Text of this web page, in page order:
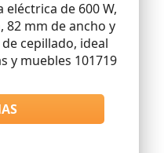
eléctrica de 600 W,
82 mm de ancho y
cepillado, ideal
y muebles 101719